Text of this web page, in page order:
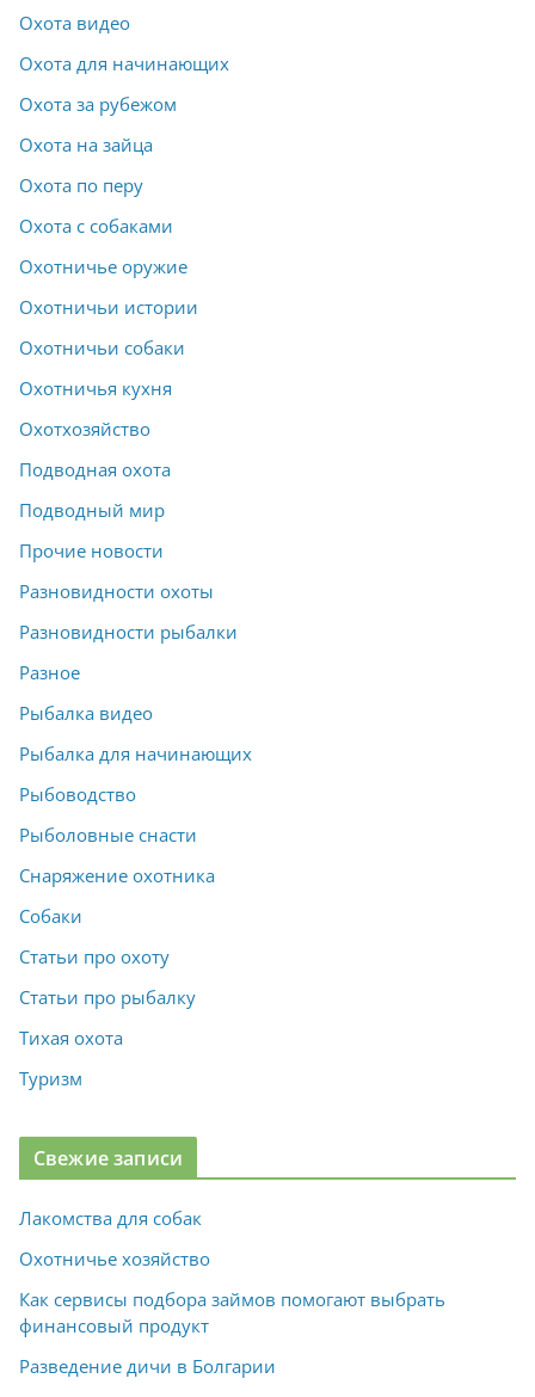
Охота видео
Охота для начинающих
Охота за рубежом
Охота на зайца
Охота по перу
Охота с собаками
Охотничье оружие
Охотничьи истории
Охотничьи собаки
Охотничья кухня
Охотхозяйство
Подводная охота
Подводный мир
Прочие новости
Разновидности охоты
Разновидности рыбалки
Разное
Рыбалка видео
Рыбалка для начинающих
Рыбоводство
Рыболовные снасти
Снаряжение охотника
Собаки
Статьи про охоту
Статьи про рыбалку
Тихая охота
Туризм
Свежие записи
Лакомства для собак
Охотничье хозяйство
Как сервисы подбора займов помогают выбрать
финансовый продукт
Разведение дичи в Болгарии